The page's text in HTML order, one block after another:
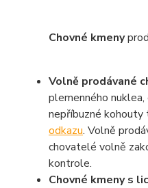
Chovné kmeny
Volně prodávané
plemenného
nepříbuzné kohouty
odkazu. Volně
chovatelé volně
kontrole.
Chovné kmeny s